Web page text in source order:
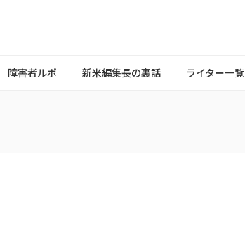
障害者ルポ 新米編集長の裏話 ライター一覧